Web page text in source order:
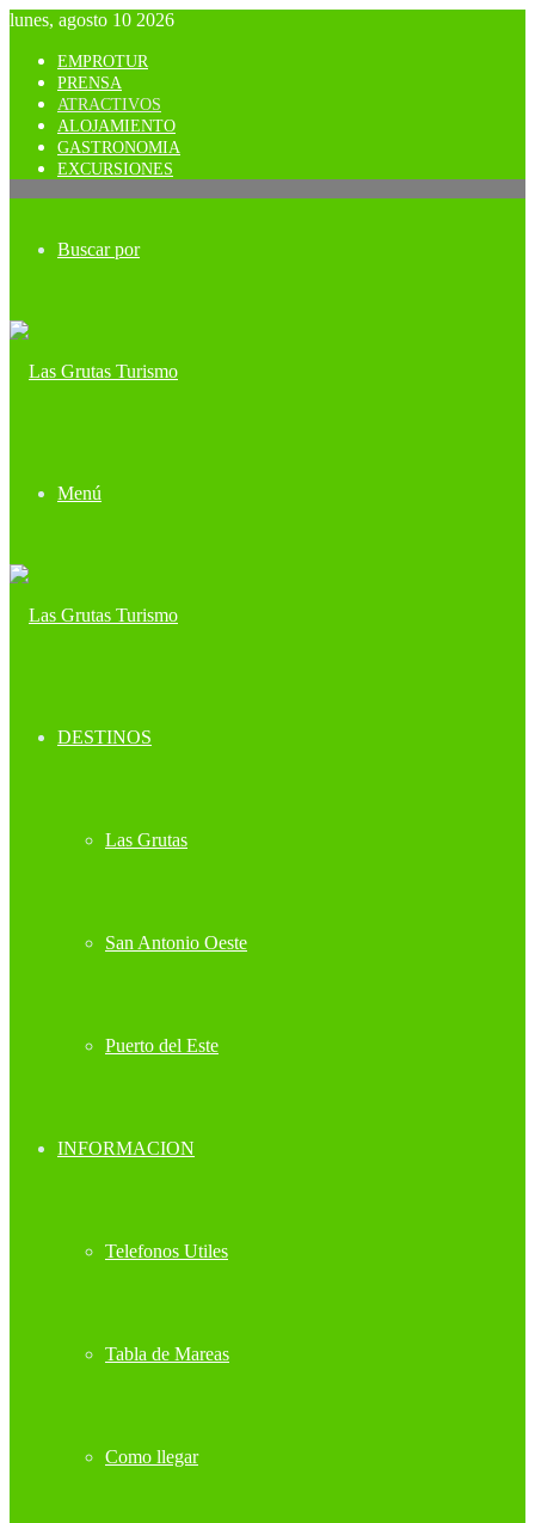
lunes, agosto 10 2026
EMPROTUR
PRENSA
ATRACTIVOS
ALOJAMIENTO
GASTRONOMIA
EXCURSIONES
Buscar por
Menú
DESTINOS
Las Grutas
San Antonio Oeste
Puerto del Este
INFORMACION
Telefonos Utiles
Tabla de Mareas
Como llegar